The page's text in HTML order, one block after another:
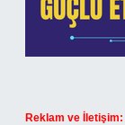
Reklam ve İletişim: